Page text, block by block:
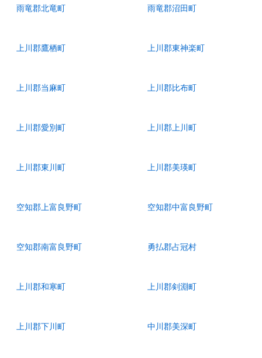
雨竜郡北竜町 雨竜郡沼田町
上川郡鷹栖町 上川郡東神楽町
上川郡当麻町 上川郡比布町
上川郡愛別町 上川郡上川町
上川郡東川町 上川郡美瑛町
空知郡上富良野町 空知郡中富良野町
空知郡南富良野町 勇払郡占冠村
上川郡和寒町 上川郡剣淵町
上川郡下川町 中川郡美深町